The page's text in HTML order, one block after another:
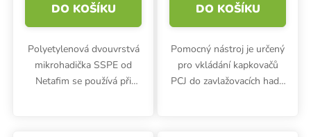
DO KOŠÍKU
Polyetylenová dvouvrstvá
mikrohadička SSPE od
Netafim se používá při
DO KOŠÍKU
Pomocný nástroj je určený
pro vkládání kapkovačů
PCJ do zavlažovacích hadic